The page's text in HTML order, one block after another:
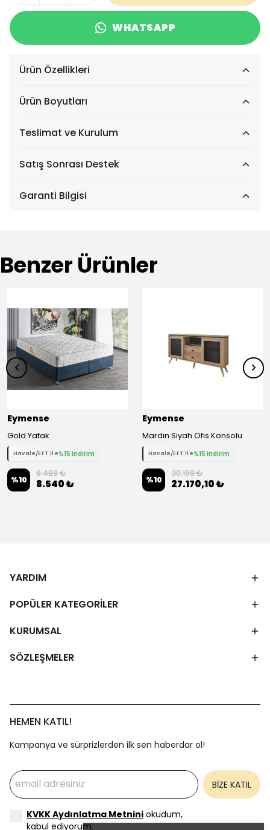
WHATSAPP
Ürün Özellikleri
Ürün Boyutları
Teslimat ve Kurulum
Satış Sonrası Destek
Garanti Bilgisi
Benzer Ürünler
Eymense
Gold Yatak
Havale/EFT ile%15 indirim
%10
9.489 ₺
8.540 ₺
Eymense
Mardin Siyah Ofis Konsolu
Havale/EFT ile%15 indirim
%10
30.189 ₺
27.170,10 ₺
YARDIM
POPÜLER KATEGORİLER
KURUMSAL
SÖZLEŞMELER
HEMEN KATIL!
Kampanya ve sürprizlerden ilk sen haberdar ol!
BİZE KATIL
KVKK Aydınlatma Metnini okudum,
kabul ediyorum.